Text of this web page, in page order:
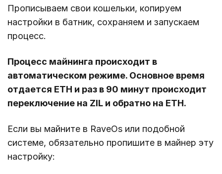
Прописываем свои кошельки, копируем
настройки в батник, сохраняем и запускаем
процесс.
Процесс майнинга происходит в
автоматическом режиме. Основное время
отдается ETH и раз в 90 минут происходит
переключение на ZIL и обратно на ETH.
Если вы майните в RaveOs или подобной
системе, обязательно пропишите в майнер эту
настройку: